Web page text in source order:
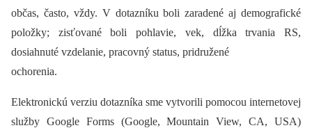
občas, často, vždy. V dotazníku boli zaradené aj demografické
položky; zisťované boli pohlavie, vek, dĺžka trvania RS,
dosiahnuté vzdelanie, pracovný status, pridružené
ochorenia.
Elektronickú verziu dotazníka sme vytvorili pomocou internetovej
služby Google Forms (Google, Mountain View, CA, USA)